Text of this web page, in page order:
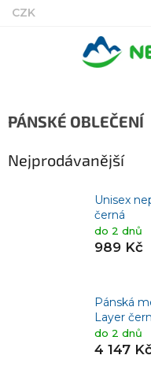
Přejít
CZK
PÁNSKÉ OBLEČENÍ
Nejprodávanější
Unisex
černá
do 2 dnů
989 Kč
Pánská
Layer
do 2 dnů
4 147